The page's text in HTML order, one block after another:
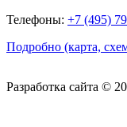
Телефоны: +7 (495)
Подробно (карта,
Разработка сайта ©